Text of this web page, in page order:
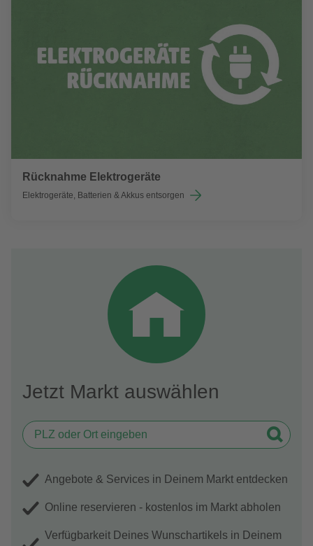
Rücknahme Elektrogeräte
Elektrogeräte, Batterien & Akkus entsorgen
Jetzt Markt auswählen
Angebote & Services in Deinem Markt entdecken
Online reservieren - kostenlos im Markt abholen
Verfügbarkeit Deines Wunschartikels in Deinem